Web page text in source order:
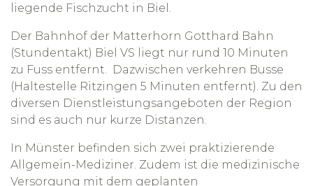
liegende Fischzucht in Biel.
Der Bahnhof der Matterhorn Gotthard Bahn
(Stundentakt) Biel VS liegt nur rund 10 Minuten
zu Fuss entfernt. Dazwischen verkehren Busse
(Haltestelle Ritzingen 5 Minuten entfernt). Zu den
diversen Dienstleistungsangeboten der Region
sind es auch nur kurze Distanzen.
In Münster befinden sich zwei praktizierende
Allgemein-Mediziner. Zudem ist die medizinische
Versorgung mit dem geplanten